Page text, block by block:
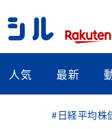
トップ
人気 最新
#日経平均株